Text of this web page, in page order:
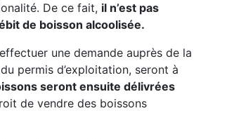
De ce fait, il n’est pas
de boisson alcoolisée.
une demande auprès de la
permis d’exploitation, seront à
seront ensuite délivrées
de vendre des boissons